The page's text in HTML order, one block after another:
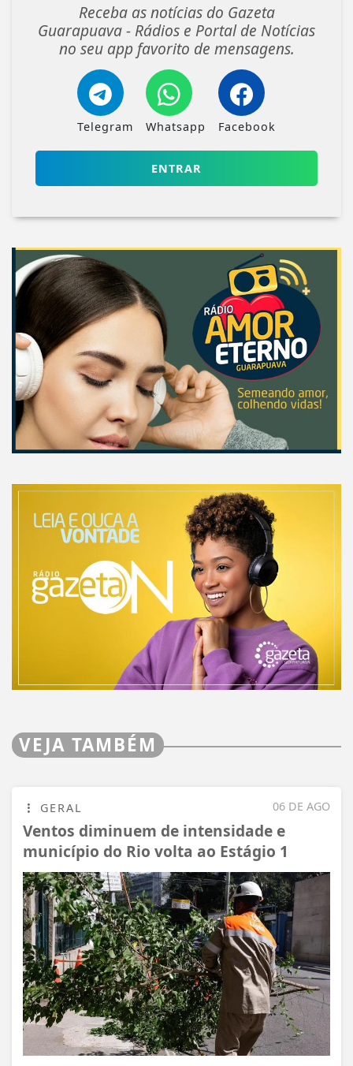
Receba as notícias do Gazeta
Guarapuava - Rádios e Portal de Notícias
no seu app favorito de mensagens.
Telegram Whatsapp Facebook
ENTRAR
VEJA TAMBÉM
06 DE AGO
GERAL
Ventos diminuem de intensidade e
município do Rio volta ao Estágio 1